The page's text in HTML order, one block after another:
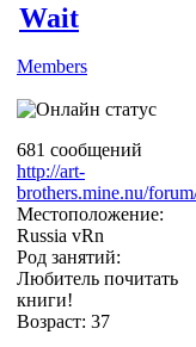
Wait
Members
681 сообщений
http://art-
brothers.mine.nu/
Местоположение:
Russia vRn
Род занятий:
Любитель почитать
книги!
Возраст: 37